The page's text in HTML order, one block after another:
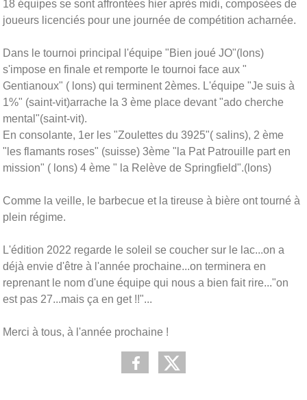
18 équipes se sont affrontées hier après midi, composées de
joueurs licenciés pour une journée de compétition acharnée.
Dans le tournoi principal l'équipe "Bien joué JO"(lons)
s'impose en finale et remporte le tournoi face aux "
Gentianoux" ( lons) qui terminent 2èmes. L'équipe "Je suis à
1%" (saint-vit)arrache la 3 ème place devant "ado cherche
mental"(saint-vit).
En consolante, 1er les "Zoulettes du 3925"( salins), 2 ème
"les flamants roses" (suisse) 3ème "la Pat Patrouille part en
mission" ( lons) 4 ème " la Relève de Springfield".(lons)
Comme la veille, le barbecue et la tireuse à bière ont tourné à
plein régime.
L'édition 2022 regarde le soleil se coucher sur le lac...on a
déjà envie d'être à l'année prochaine...on terminera en
reprenant le nom d'une équipe qui nous a bien fait rire..."on
est pas 27...mais ça en get !!"...
Merci à tous, à l'année prochaine !